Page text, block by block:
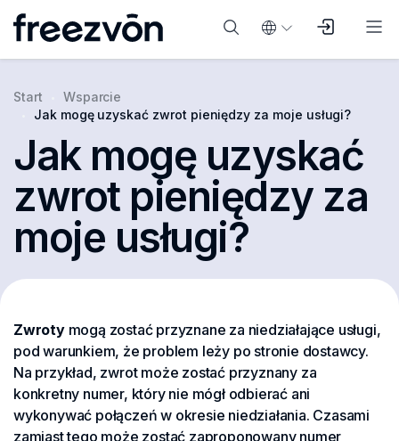
Start
Wsparcie
Jak mogę uzyskać zwrot pieniędzy za moje usługi?
Jak mogę uzyskać
zwrot pieniędzy za
moje usługi?
Zwrotymogą zostać przyznane za niedziałające usługi,
pod warunkiem, że problem leży po stronie dostawcy.
Na przykład, zwrot może zostać przyznany za
konkretny numer, który nie mógł odbierać ani
wykonywać połączeń w okresie niedziałania. Czasami
zamiast tego może zostać zaproponowany numer